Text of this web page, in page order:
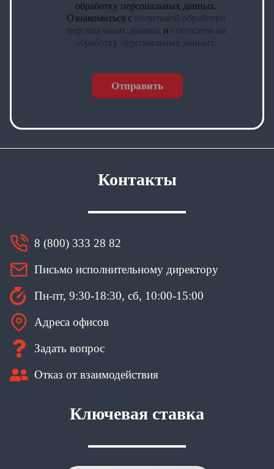
обработку персональных данных.
Ознакомиться с политикой обработки
персональных данных и согласием на
обработку персональных данных.
Отправить
Контакты
8 (800) 333 28 82
Письмо исполнительному директору
Пн-пт, 9:30-18:30, сб, 10:00-15:00
Адреса офисов
Задать вопрос
Отказ от взаимодействия
Ключевая ставка